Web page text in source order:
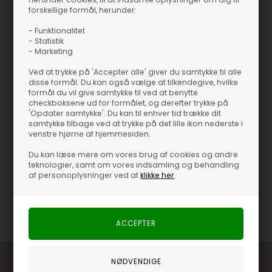
forskellige formål, herunder:
- Funktionalitet
- Statistik
- Marketing
Ved at trykke på 'Accepter alle' giver du samtykke til alle
disse formål. Du kan også vælge at tilkendegive, hvilke
formål du vil give samtykke til ved at benytte
checkboksene ud for formålet, og derefter trykke på
'Opdater samtykke'. Du kan til enhver tid trække dit
samtykke tilbage ved at trykke på det lille ikon nederste i
venstre hjørne af hjemmesiden.
Du kan læse mere om vores brug af cookies og andre
teknologier, samt om vores indsamling og behandling
af personoplysninger ved atklikke her.
Slim New Miles Flex Chino - Selected HommeEt par klassiske
chinos, der vil passe i enhver garderobe BæltestropperLukkes
med lynlås og knapNormal i størrelse Findes i flere farver
Slim New Miles Flex Chino - Selected Homme
Et par klassiske chinos, der vil passe i enhver garderobe
Bæltestropper
Lukkes med lynlås og knap
Normal i størrelse
Findes i flere farver